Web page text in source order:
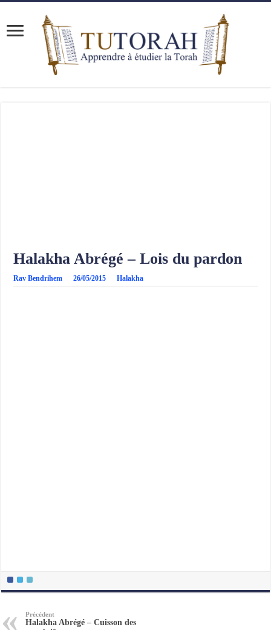
Halakha Abrégé – Lois du pardon
Rav Bendrihem 26/05/2015 Halakha
Précédent
Halakha Abrégé – Cuisson des